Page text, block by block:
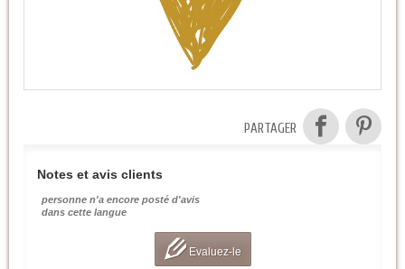
PARTAGER
Notes et avis clients
personne n'a encore posté d'avis
dans cette langue
Evaluez-le